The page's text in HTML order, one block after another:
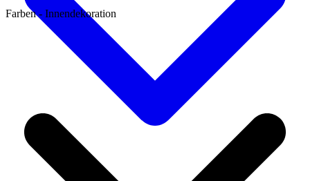
Farben - Innendekoration